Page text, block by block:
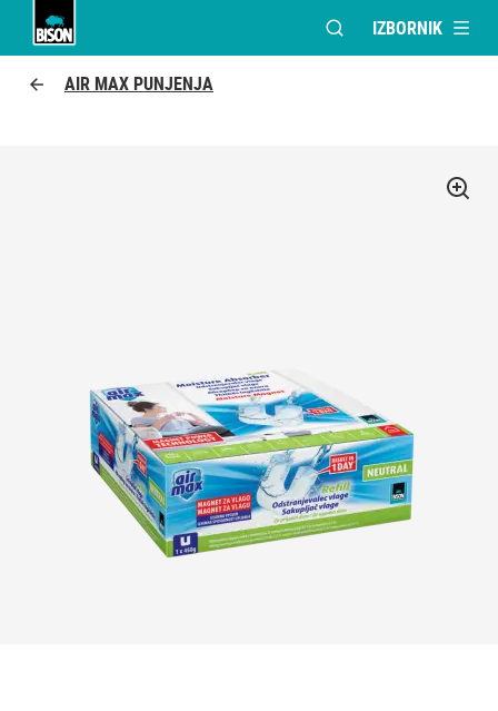
OTVORI MODALNI
IZBORNIK
AIR MAX PUNJENJA